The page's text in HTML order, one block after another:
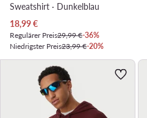
Sweatshirt · Dunkelblau
Aktueller Preis
18,99€
Regulärer Preis29,99 €-36%
Niedrigster Preis23,99 €-20%